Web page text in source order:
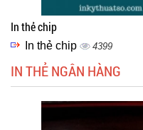
In thẻ chip
In thẻ chip 4399
IN THẺ NGÂN HÀNG